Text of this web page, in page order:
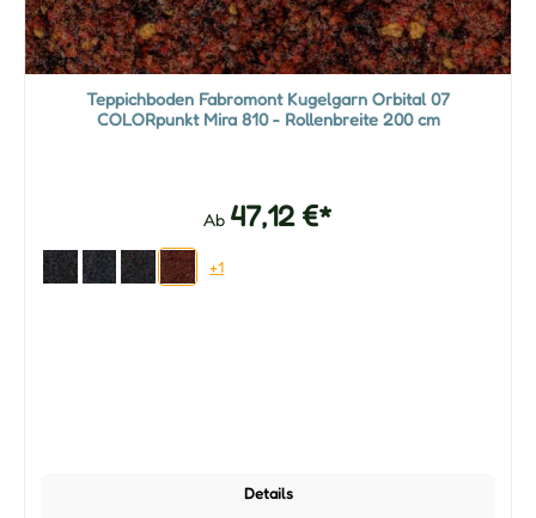
Teppichboden Fabromont Kugelgarn Orbital 07
COLORpunkt Mira 810 - Rollenbreite 200 cm
Ab 47,12 €*
+1
Details